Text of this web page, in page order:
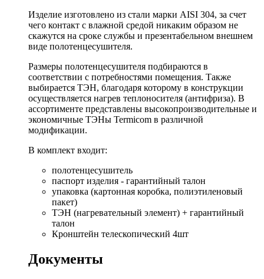
Изделие изготовлено из стали марки AISI 304, за счет
чего контакт с влажной средой никаким образом не
скажутся на сроке службы и презентабельном внешнем
виде полотенцесушителя.
Размеры полотенцесушителя подбираются в
соответствии с потребностями помещения. Также
выбирается ТЭН, благодаря которому в конструкции
осуществляется нагрев теплоносителя (антифриза). В
ассортименте представлены высокопроизводительные и
экономичные ТЭНы Termicom в различной
модификации.
В комплект входит:
полотенцесушитель
паспорт изделия - гарантийный талон
упаковка (картонная коробка, полиэтиленовый
пакет)
ТЭН (нагревательный элемент) + гарантийный
талон
Кронштейн телескопический 4шт
Документы